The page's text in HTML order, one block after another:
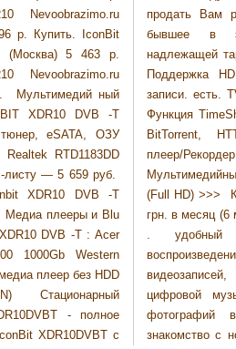
Nevoobrazimo.ru
р. Купить. IconBit
(Москва) 5 463 р.
Nevoobrazimo.ru
Мультимедий ный
XDR10 DVB -T
eSATA, ОЗУ
RTD1183DD
листу — 5 659 руб.
XDR10 DVB -T
Медиа плееры и Blu
DVB -T : Acer
1000Gb Western
плеер без HDD
Стационарный
- полное
XDR10DVBT с
и ранее не
изделие в
без HDD.
(Full HD) Функция
цифровой (DVB -T )
Менеджер закачек.
Мультимедийный
XDR10 DVB -T >>>
ASUS O!Play HD2
Рассрочка: 397
XDR10 DVB -T
для
домашних
семейных
Продолжая
медиаплееров
аудио-, видео- и
и сопутствующих
товаров.
Информация об